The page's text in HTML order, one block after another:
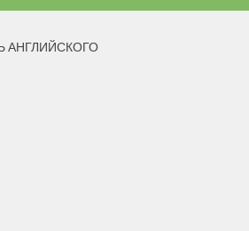
АНГЛИЙСКОГО